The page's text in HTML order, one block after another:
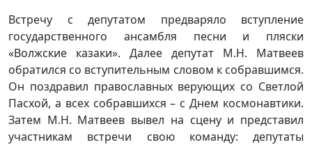
Встречу с депутатом предваряло вступление
государственного ансамбля песни и пляски
«Волжские казаки». Далее депутат М.Н. Матвеев
обратился со вступительным словом к собравшимся.
Он поздравил православных верующих со Светлой
Пасхой, а всех собравшихся – с Днем космонавтики.
Затем М.Н. Матвеев вывел на сцену и представил
участникам встречи свою команду: депутаты